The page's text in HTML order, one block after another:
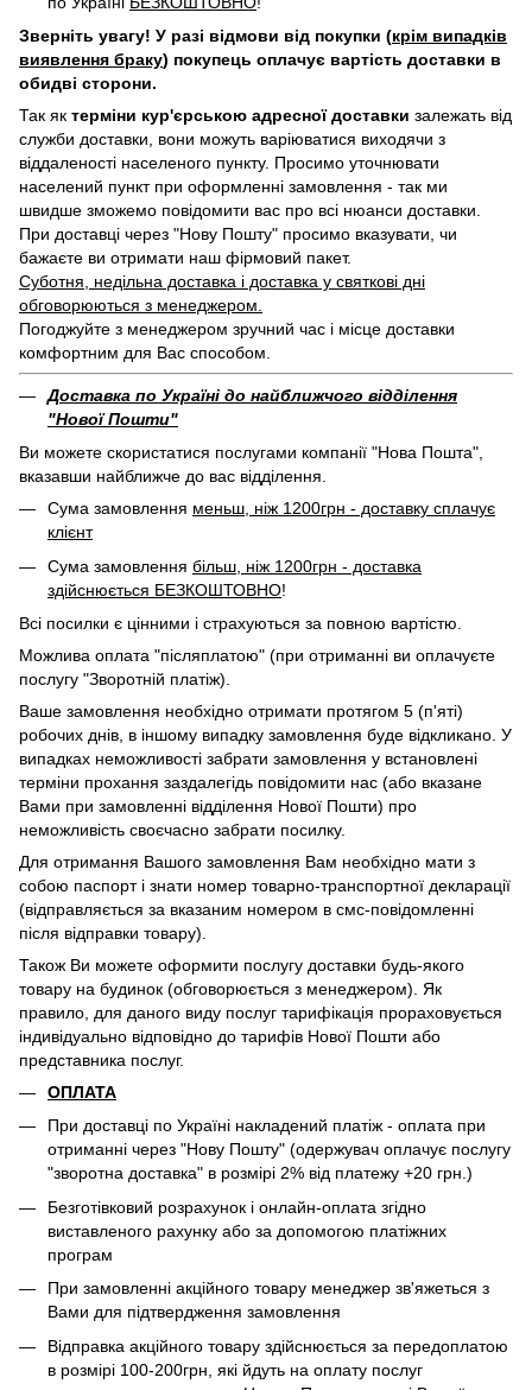
Зверніть увагу! У разі відмови від покупки (крім випадків
виявлення браку) покупець оплачує вартість доставки в
обидві сторони.
Так як терміни кур'єрською адресної доставки залежать від
служби доставки, вони можуть варіюватися виходячи з
віддаленості населеного пункту. Просимо уточнювати
населений пункт при оформленні замовлення - так ми
швидше зможемо повідомити вас про всі нюанси доставки.
При доставці через "Нову Пошту" просимо вказувати, чи
бажаєте ви отримати наш фірмовий пакет.
Суботня, недільна доставка і доставка у святкові дні
обговорюються з менеджером.
Погоджуйте з менеджером зручний час і місце доставки
комфортним для Вас способом.
Доставка по Україні до найближчого відділення
"Нової Пошти"
Ви можете скористатися послугами компанії "Нова Пошта",
вказавши найближче до вас відділення.
Сума замовлення меньш, ніж 1200грн - доставку сплачує
клієнт
Сума замовлення більш, ніж 1200грн - доставка
здійснюється БЕЗКОШТОВНО!
Всі посилки є цінними і страхуються за повною вартістю.
Можлива оплата "післяплатою" (при отриманні ви оплачуєте
послугу "Зворотній платіж).
Ваше замовлення необхідно отримати протягом 5 (п'яті)
робочих днів, в іншому випадку замовлення буде відкликано. У
випадках неможливості забрати замовлення у встановлені
терміни прохання заздалегідь повідомити нас (або вказане
Вами при замовленні відділення Нової Пошти) про
неможливість своєчасно забрати посилку.
Для отримання Вашого замовлення Вам необхідно мати з
собою паспорт і знати номер товарно-транспортної декларації
(відправляється за вказаним номером в смс-повідомленні
після відправки товару).
Також Ви можете оформити послугу доставки будь-якого
товару на будинок (обговорюється з менеджером). Як
правило, для даного виду послуг тарифікація прораховується
індивідуально відповідно до тарифів Нової Пошти або
представника послуг.
ОПЛАТА
При доставці по Україні накладений платіж - оплата при
отриманні через "Нову Пошту" (одержувач оплачує послугу
"зворотна доставка" в розмірі 2% від платежу +20 грн.)
Безготівковий розрахунок і онлайн-оплата згідно
виставленого рахунку або за допомогою платіжних
програм
При замовленні акційного товару менеджер зв'яжеться з
Вами для підтвердження замовлення
Відправка акційного товару здійснюється за передоплатою
в розмірі 100-200грн, які йдуть на оплату послуг